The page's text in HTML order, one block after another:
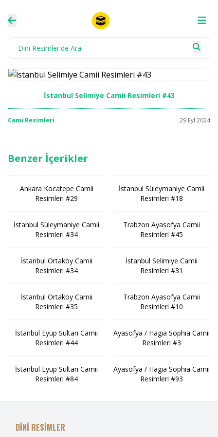
İstanbul Selimiye Camii Resimleri #43
Cami Resimleri 29 Eyl 2024
Benzer İçerikler
Ankara Kocatepe Camii
Resimleri #29
İstanbul Süleymaniye Camii
Resimleri #34
İstanbul Ortaköy Camii
Resimleri #34
İstanbul Ortaköy Camii
Resimleri #35
İstanbul Eyüp Sultan Camii
Resimleri #44
İstanbul Eyüp Sultan Camii
Resimleri #84
İstanbul Süleymaniye Camii
Resimleri #18
Trabzon Ayasofya Camii
Resimleri #45
İstanbul Selimiye Camii
Resimleri #31
Trabzon Ayasofya Camii
Resimleri #10
Ayasofya / Hagia Sophia Camii
Resimleri #3
Ayasofya / Hagia Sophia Camii
Resimleri #93
DİNİ RESİMLER